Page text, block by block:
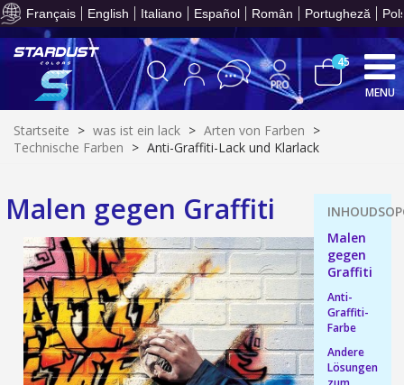
Français English Italiano Español Român Portugheză
Ihr Online-Angebot
Zahlung in 4x gebührenfrei
Ihr Online-Angebot
Teilen Sie Ihre Kreationen und
Sammeln Sie mit
Rücksendung von
Rabatt von 5€ auf
10€ Einkaufsgutschein
45
MENU
Startseite > was ist ein lack > Arten von Farben >
Technische Farben > Anti-Graffiti-Lack und Klarlack
Malen gegen Graffiti
Malen
gegen
Graffiti
Anti-
Graffiti-
Farbe
Andere
Lösungen